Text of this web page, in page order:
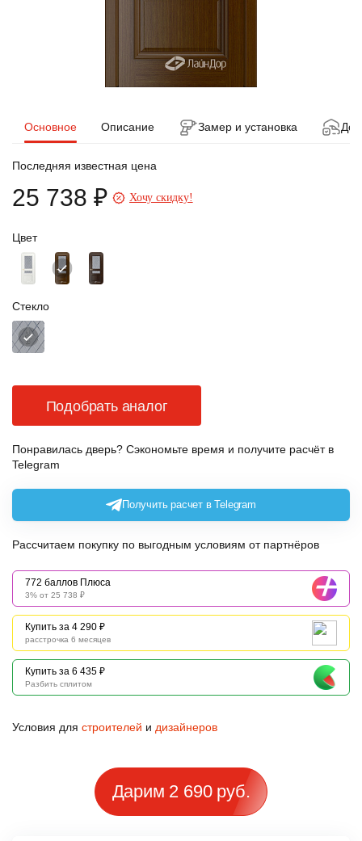
Основное Описание Замер и установка
Цвет
Стекло
Последняя известная цена
25 738 ₽ Хочу скидку!
Подобрать аналог
Понравилась дверь? Сэкономьте время и получите расчёт в
Telegram
Получить расчет в Telegram
Рассчитаем покупку по выгодным условиям от партнёров
772 баллов Плюса
3% от 25 738 ₽
Купить за 4 290 ₽
расстрочка 6 месяцев
Купить за 6 435 ₽
Разбить сплитом
Условия для строителей и дизайнеров
Дарим 2 690 руб.